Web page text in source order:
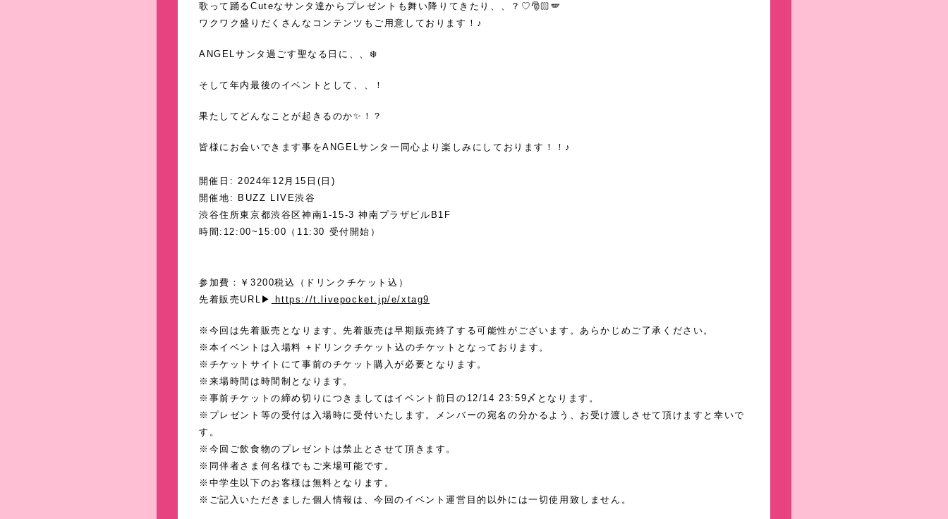
歌って踊るCuteなサンタ達からプレゼントも舞い降りてきたり、、？♡🎅🏻🪽
ワクワク盛りだくさんなコンテンツもご用意しております！♪
ANGELサンタ過ごす聖なる日に、、❄️
そして年内最後のイベントとして、、！
果たしてどんなことが起きるのか✨！？
皆様にお会いできます事をANGELサンタ一同心より楽しみにしております！！♪
開催日: 2024年12月15日(日)
開催地: BUZZ LIVE渋谷
渋谷住所東京都渋谷区神南1-15-3 神南プラザビルB1F
時間:12:00~15:00（11:30 受付開始）
参加費：￥3200税込（ドリンクチケット込）
先着販売URL▶︎
https://t.livepocket.jp/e/xtag9
※今回は先着販売となります。先着販売は早期販売終了する可能性がございます。あらかじめご了承ください。
※本イベントは入場料 +ドリンクチケット込のチケットとなっております。
※チケットサイトにて事前のチケット購入が必要となります。
※来場時間は時間制となります。
※事前チケットの締め切りにつきましてはイベント前日の12/14 23:59〆となります。
※プレゼント等の受付は入場時に受付いたします。メンバーの宛名の分かるよう、お受け渡しさせて頂けますと幸いで
す。
※今回ご飲食物のプレゼントは禁止とさせて頂きます。
※同伴者さま何名様でもご来場可能です。
※中学生以下のお客様は無料となります。
※ご記入いただきました個人情報は、今回のイベント運営目的以外には一切使用致しません。